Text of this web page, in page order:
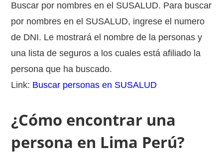
Buscar por nombres en el SUSALUD. Para buscar
por nombres en el SUSALUD, ingrese el numero
de DNI. Le mostrará el nombre de la personas y
una lista de seguros a los cuales está afiliado la
persona que ha buscado.
Link: Buscar personas en SUSALUD
¿Cómo encontrar una
persona en Lima Perú?